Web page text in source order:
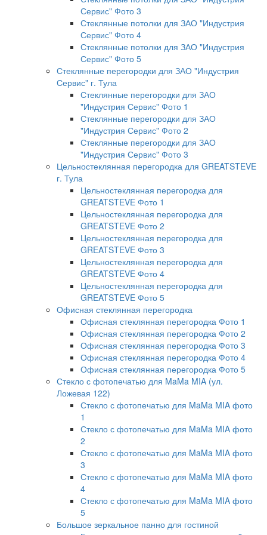
Сервис" Фото 3
Стеклянные потолки для ЗАО "Индустрия
Сервис" Фото 4
Стеклянные потолки для ЗАО "Индустрия
Сервис" Фото 5
Стеклянные перегородки для ЗАО "Индустрия
Сервис" г. Тула
Стеклянные перегородки для ЗАО
"Индустрия Сервис" Фото 1
Стеклянные перегородки для ЗАО
"Индустрия Сервис" Фото 2
Стеклянные перегородки для ЗАО
"Индустрия Сервис" Фото 3
Цельностеклянная перегородка для GREATSTEVE
г. Тула
Цельностеклянная перегородка для
GREATSTEVE Фото 1
Цельностеклянная перегородка для
GREATSTEVE Фото 2
Цельностеклянная перегородка для
GREATSTEVE Фото 3
Цельностеклянная перегородка для
GREATSTEVE Фото 4
Цельностеклянная перегородка для
GREATSTEVE Фото 5
Офисная стеклянная перегородка
Офисная стеклянная перегородка Фото 1
Офисная стеклянная перегородка Фото 2
Офисная стеклянная перегородка Фото 3
Офисная стеклянная перегородка Фото 4
Офисная стеклянная перегородка Фото 5
Стекло с фотопечатью для MaMa MIA (ул.
Ложевая 122)
Стекло с фотопечатью для MaMa MIA фото
1
Стекло с фотопечатью для MaMa MIA фото
2
Стекло с фотопечатью для MaMa MIA фото
3
Стекло с фотопечатью для MaMa MIA фото
4
Стекло с фотопечатью для MaMa MIA фото
5
Большое зеркальное панно для гостиной